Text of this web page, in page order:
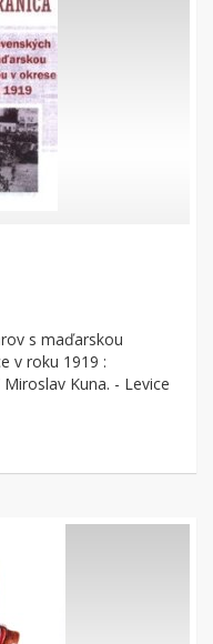
s maďarskou
v roku 1919 :
Kuna. - Levice